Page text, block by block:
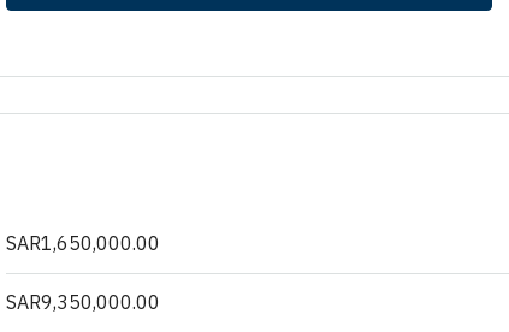
SAR1,650,000.00
SAR9,350,000.00